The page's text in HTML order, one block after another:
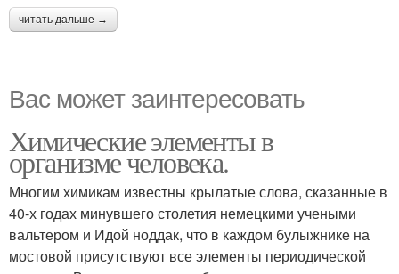
читать дальше →
Вас может заинтересовать
Химические элементы в
организме человека.
Многим химикам известны крылатые слова, сказанные в
40-х годах минувшего столетия немецкими учеными
вальтером и Идой ноддак, что в каждом булыжнике на
мостовой присутствуют все элементы периодической